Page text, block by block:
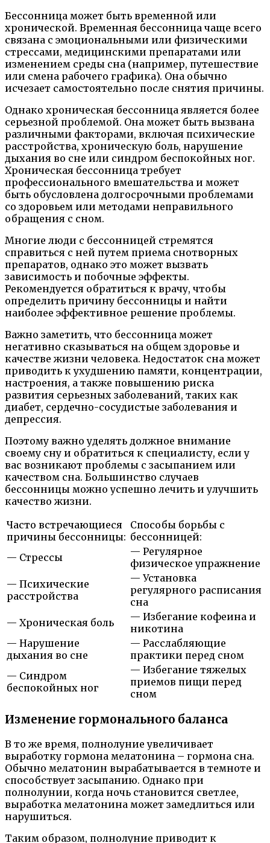
Бессонница может быть временной или
хронической. Временная бессонница чаще всего
связана с эмоциональными или физическими
стрессами, медицинскими препаратами или
изменением среды сна (например, путешествие
или смена рабочего графика). Она обычно
исчезает самостоятельно после снятия причины.
Однако хроническая бессонница является более
серьезной проблемой. Она может быть вызвана
различными факторами, включая психические
расстройства, хроническую боль, нарушение
дыхания во сне или синдром беспокойных ног.
Хроническая бессонница требует
профессионального вмешательства и может
быть обусловлена долгосрочными проблемами
со здоровьем или методами неправильного
обращения с сном.
Многие люди с бессонницей стремятся
справиться с ней путем приема снотворных
препаратов, однако это может вызвать
зависимость и побочные эффекты.
Рекомендуется обратиться к врачу, чтобы
определить причину бессонницы и найти
наиболее эффективное решение проблемы.
Важно заметить, что бессонница может
негативно сказываться на общем здоровье и
качестве жизни человека. Недостаток сна может
приводить к ухудшению памяти, концентрации,
настроения, а также повышению риска
развития серьезных заболеваний, таких как
диабет, сердечно-сосудистые заболевания и
депрессия.
Поэтому важно уделять должное внимание
своему сну и обратиться к специалисту, если у
вас возникают проблемы с засыпанием или
качеством сна. Большинство случаев
бессонницы можно успешно лечить и улучшить
качество жизни.
Часто встречающиеся
причины бессонницы:
Способы борьбы с
бессонницей:
— Стрессы
— Регулярное
физическое упражнение
— Психические
расстройства
— Установка
регулярного расписания
сна
— Хроническая боль
— Избегание кофеина и
никотина
— Нарушение
дыхания во сне
— Расслабляющие
практики перед сном
— Синдром
беспокойных ног
— Избегание тяжелых
приемов пищи перед
сном
Изменение гормонального баланса
В то же время, полнолуние увеличивает
выработку гормона мелатонина – гормона сна.
Обычно мелатонин вырабатывается в темноте и
способствует засыпанию. Однако при
полнолунии, когда ночь становится светлее,
выработка мелатонина может замедлиться или
нарушиться.
Таким образом, полнолуние приводит к